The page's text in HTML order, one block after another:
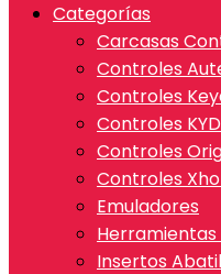
Categorías
Carcasas
Controles
Controles
Controles
Controles
Controles
Emuladores
Insertos